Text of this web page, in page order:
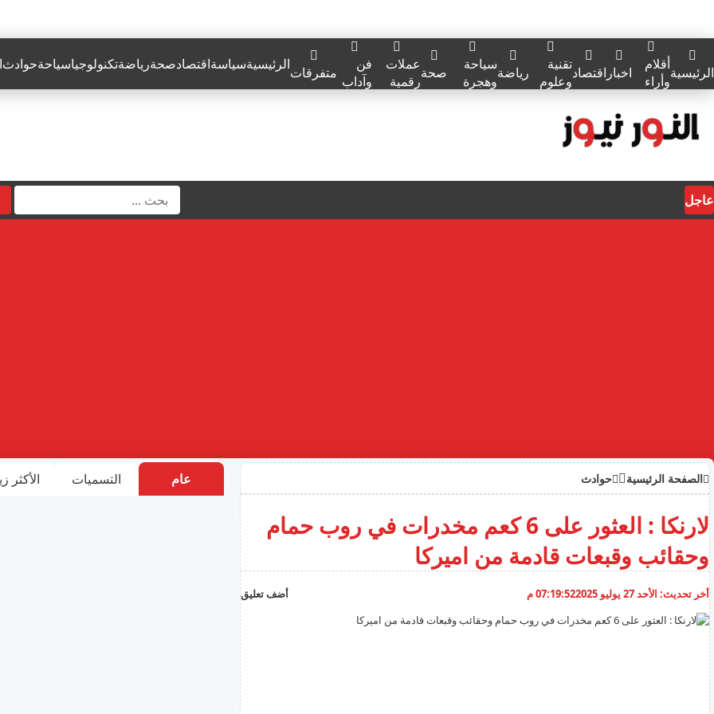
الرئيسيةأقلام
وأراء
اخبار اقتصادتقنية
وعلوم
رياضةسياحة
وهجرة
صحةعملات
رقمية
فن
وآداب متفرقاتالرئيسيةسياسةاقتصادصحةرياضةتكنولوجياسياحةحوادث
عاجل
الصفحة الرئيسية حوادث
لارنكا : العثور على 6 كعم مخدرات في روب حمام
وحقائب وقبعات قادمة من اميركا
أخر تحديث: الأحد 27 يوليو 2025 07:19:52 م أضف تعليق
عام التسميات الأكثر